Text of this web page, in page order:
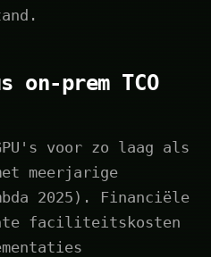
TCO
voor zo laag als
meerjarige
2025). Financiële
faciliteitskosten